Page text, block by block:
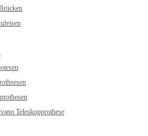
Teleskopprothese